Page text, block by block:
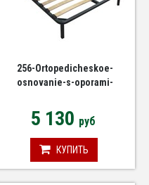
256-Ortopedicheskoe-
osnovanie-s-oporami-
5 130 руб
КУПИТЬ